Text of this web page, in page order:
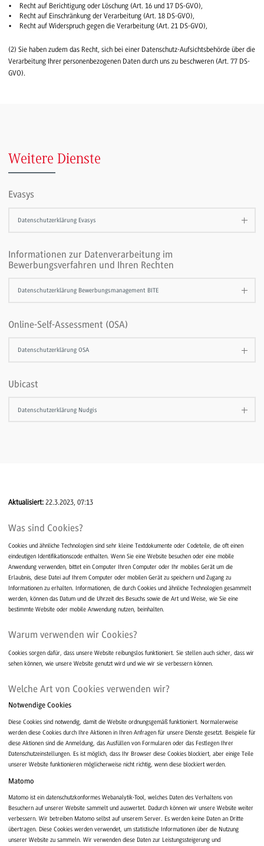
Recht auf Berichtigung oder Löschung (Art. 16 und 17 DS-GVO),
Recht auf Einschränkung der Verarbeitung (Art. 18 DS-GVO),
Recht auf Widerspruch gegen die Verarbeitung (Art. 21 DS-GVO),
(2) Sie haben zudem das Recht, sich bei einer Datenschutz-Aufsichtsbehörde über die
Verarbeitung Ihrer personenbezogenen Daten durch uns zu beschweren (Art. 77 DS-
GVO).
Weitere Dienste
Evasys
Datenschutzerklärung Evasys
Informationen zur Datenverarbeitung im
Bewerbungsverfahren und Ihren Rechten
Datenschutzerklärung Bewerbungsmanagement BITE
Online-Self-Assessment (OSA)
Datenschutzerklärung OSA
Ubicast
Datenschutzerklärung Nudgis
Aktualisiert: 22.3.2023, 07:13
Was sind Cookies?
Cookies und ähnliche Technologien sind sehr kleine Textdokumente oder Codeteile, die oft einen
eindeutigen Identifikationscode enthalten. Wenn Sie eine Website besuchen oder eine mobile
Anwendung verwenden, bittet ein Computer Ihren Computer oder Ihr mobiles Gerät um die
Erlaubnis, diese Datei auf Ihrem Computer oder mobilen Gerät zu speichern und Zugang zu
Informationen zu erhalten. Informationen, die durch Cookies und ähnliche Technologien gesammelt
werden, können das Datum und die Uhrzeit des Besuchs sowie die Art und Weise, wie Sie eine
bestimmte Website oder mobile Anwendung nutzen, beinhalten.
Warum verwenden wir Cookies?
Cookies sorgen dafür, dass unsere Website reibungslos funktioniert. Sie stellen auch sicher, dass wir
sehen können, wie unsere Website genutzt wird und wie wir sie verbessern können.
Welche Art von Cookies verwenden wir?
Notwendige Cookies
Diese Cookies sind notwendig, damit die Website ordnungsgemäß funktioniert. Normalerweise
werden diese Cookies durch Ihre Aktionen in Ihren Anfragen für unsere Dienste gesetzt. Beispiele für
diese Aktionen sind die Anmeldung, das Ausfüllen von Formularen oder das Festlegen Ihrer
Datenschutzeinstellungen. Es ist möglich, dass Ihr Browser diese Cookies blockiert, aber einige Teile
unserer Website funktionieren möglicherweise nicht richtig, wenn diese blockiert werden.
Matomo
Matomo ist ein datenschutzkonformes Webanalytik-Tool, welches Daten des Verhaltens von
Besuchern auf unserer Website sammelt und auswertet. Dadurch können wir unsere Website weiter
verbessern. Wir betreiben Matomo selbst auf unserem Server. Es werden keine Daten an Dritte
übertragen. Diese Cookies werden verwendet, um statistische Informationen über die Nutzung
unserer Website zu sammeln. Wir verwenden diese Daten zur Leistungssteigerung und